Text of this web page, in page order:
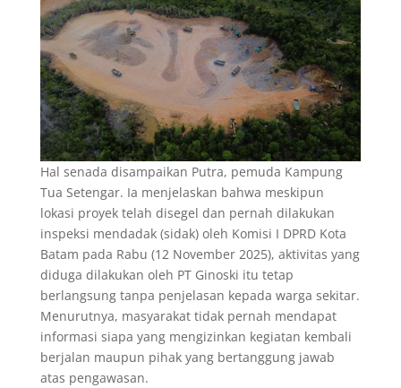
Hal senada disampaikan Putra, pemuda Kampung
Tua Setengar. Ia menjelaskan bahwa meskipun
lokasi proyek telah disegel dan pernah dilakukan
inspeksi mendadak (sidak) oleh Komisi I DPRD Kota
Batam pada Rabu (12 November 2025), aktivitas yang
diduga dilakukan oleh PT Ginoski itu tetap
berlangsung tanpa penjelasan kepada warga sekitar.
Menurutnya, masyarakat tidak pernah mendapat
informasi siapa yang mengizinkan kegiatan kembali
berjalan maupun pihak yang bertanggung jawab
atas pengawasan.